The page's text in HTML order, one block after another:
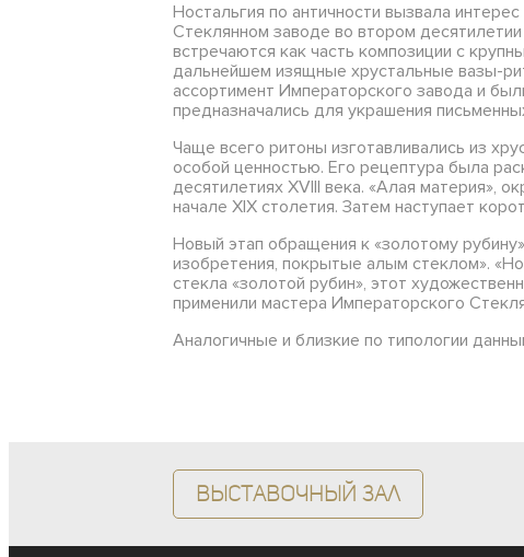
Ностальгия по античности вызвала
Стеклянном заводе во втором
встречаются как часть композиции с
дальнейшем изящные хрустальные вазы-
ассортимент Императорского завода и
предназначались для украшения
Чаще всего ритоны изготавливались из
особой ценностью. Его рецептура была
десятилетиях XVIII века. «Алая материя»,
начале XIX столетия. Затем наступает
Новый этап обращения к «золотому
изобретения, покрытые алым стеклом».
стекла «золотой рубин», этот
применили мастера Императорского
Аналогичные и близкие по типологии
Выставочный зал